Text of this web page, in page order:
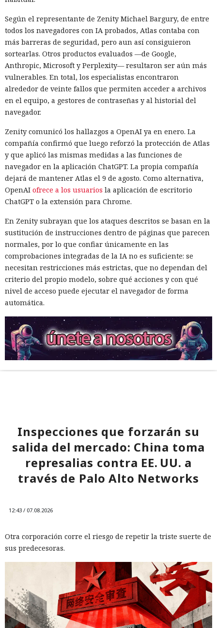
Según el representante de Zenity Michael Bargury, de entre
todos los navegadores con IA probados, Atlas contaba con
más barreras de seguridad, pero aun así consiguieron
sortearlas. Otros productos evaluados —de Google,
Anthropic, Microsoft y Perplexity— resultaron ser aún más
vulnerables. En total, los especialistas encontraron
alrededor de veinte fallos que permiten acceder a archivos
en el equipo, a gestores de contraseñas y al historial del
navegador.
Zenity comunicó los hallazgos a OpenAI ya en enero. La
compañía confirmó que luego reforzó la protección de Atlas
y que aplicó las mismas medidas a las funciones de
navegador en la aplicación ChatGPT. La propia compañía
dejará de mantener Atlas el 9 de agosto. Como alternativa,
OpenAI ofrece a los usuarios la aplicación de escritorio
ChatGPT o la extensión para Chrome.
En Zenity subrayan que los ataques descritos se basan en la
sustitución de instrucciones dentro de páginas que parecen
normales, por lo que confiar únicamente en las
comprobaciones integradas de la IA no es suficiente: se
necesitan restricciones más estrictas, que no dependan del
criterio del propio modelo, sobre qué acciones y con qué
nivel de acceso puede ejecutar el navegador de forma
automática.
Inspecciones que forzarán su
salida del mercado: China toma
represalias contra EE. UU. a
través de Palo Alto Networks
12:43 / 07.08.2026
Otra corporación corre el riesgo de repetir la triste suerte de
sus predecesoras.